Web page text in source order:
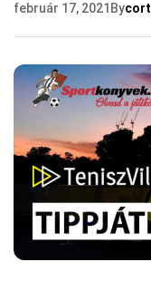
február 17, 2021 Bycort